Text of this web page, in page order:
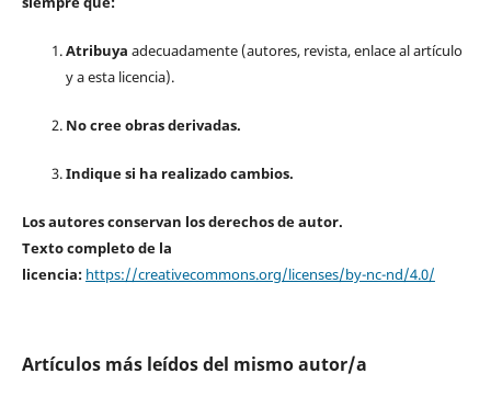
Atribuya adecuadamente (autores, revista, enlace al artículo
y a esta licencia).
No cree obras derivadas.
Indique si ha realizado cambios.
Los autores conservan los derechos de autor.
Texto completo de la
licencia: https://creativecommons.org/licenses/by-nc-nd/4.0/
Artículos más leídos del mismo autor/a